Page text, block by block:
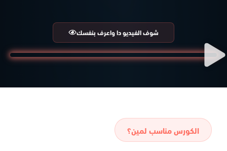
شوف الفيديو دا واعرف بنفسك
الكورس مناسب لمين؟